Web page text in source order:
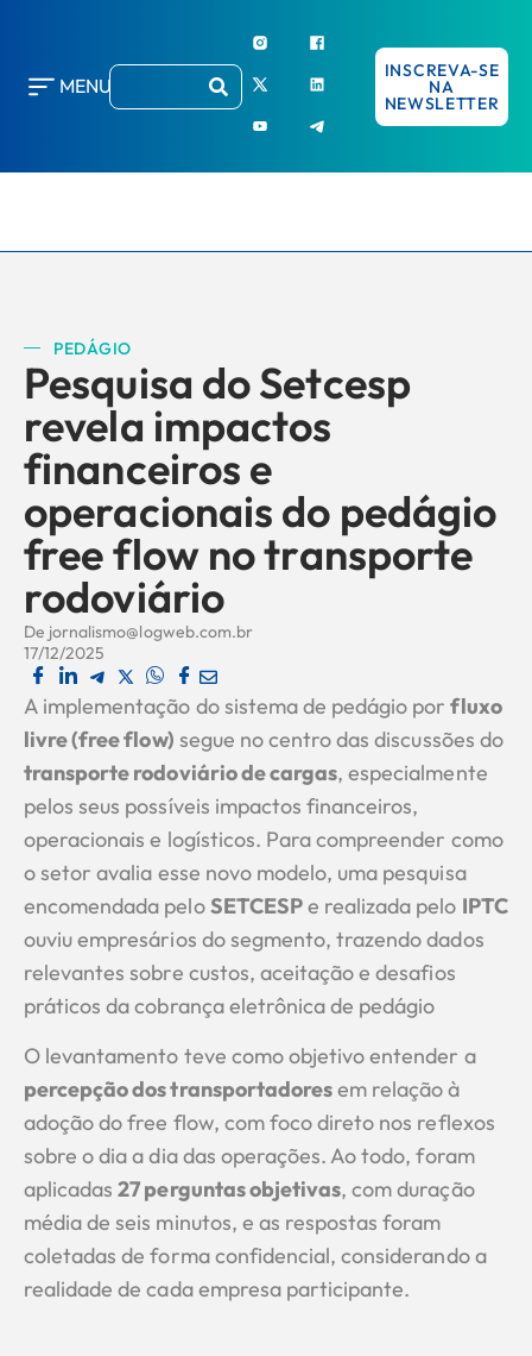
MENU
INSCREVA-SE
NA
NEWSLETTER
PEDÁGIO
Pesquisa do Setcesp
revela impactos
financeiros e
operacionais do pedágio
free flow no transporte
rodoviário
De jornalismo@logweb.com.br
17/12/2025
A implementação do sistema de pedágio porfluxo
livre (free flow) segue no centro das discussões do
transporte rodoviário de cargas, especialmente
pelos seus possíveis impactos financeiros,
operacionais e logísticos. Para compreender como
o setor avalia esse novo modelo, uma pesquisa
encomendada peloSETCESPe realizada pelo IPTC
ouviu empresários do segmento, trazendo dados
relevantes sobre custos, aceitação e desafios
práticos da cobrança eletrônica de pedágio
O levantamento teve como objetivo entender a
percepção dos transportadoresem relação à
adoção do free flow, com foco direto nos reflexos
sobre o dia a dia das operações. Ao todo, foram
aplicadas27 perguntas objetivas, com duração
média de seis minutos, e as respostas foram
coletadas de forma confidencial, considerando a
realidade de cada empresa participante.